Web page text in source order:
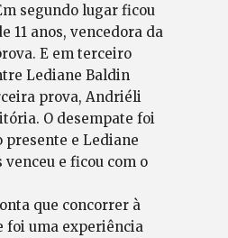
segundo lugar ficou
11 anos, vencedora da
E em terceiro
Lediane Baldin
prova, Andriéli
O desempate foi
e Lediane
venceu e ficou com o
que concorrer à
foi uma experiência